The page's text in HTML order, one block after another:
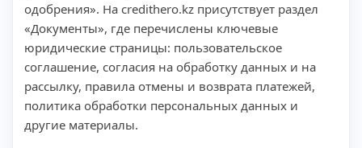
одобрения». На credithero.kz присутствует раздел
«Документы», где перечислены ключевые
юридические страницы: пользовательское
соглашение, согласия на обработку данных и на
рассылку, правила отмены и возврата платежей,
политика обработки персональных данных и
другие материалы.